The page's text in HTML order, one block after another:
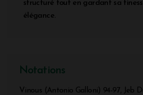
structuré tout en gardant sa
élégance.
Notations
Vinous (Antonio Galloni) 94-97, Jeb